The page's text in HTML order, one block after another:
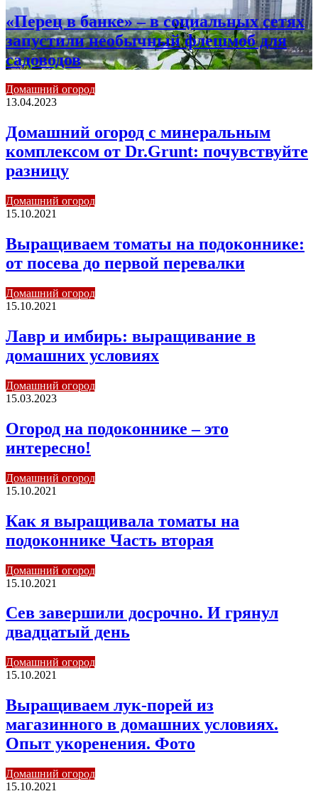
«Перец в банке» – в социальных сетях
запустили необычный флешмоб для
садоводов
Домашний огород
13.04.2023
Домашний огород с минеральным
комплексом от Dr.Grunt: почувствуйте
разницу
Домашний огород
15.10.2021
Выращиваем томаты на подоконнике:
от посева до первой перевалки
Домашний огород
15.10.2021
Лавр и имбирь: выращивание в
домашних условиях
Домашний огород
15.03.2023
Огород на подоконнике – это
интересно!
Домашний огород
15.10.2021
Как я выращивала томаты на
подоконнике Часть вторая
Домашний огород
15.10.2021
Сев завершили досрочно. И грянул
двадцатый день
Домашний огород
15.10.2021
Выращиваем лук-порей из
магазинного в домашних условиях.
Опыт укоренения. Фото
Домашний огород
15.10.2021